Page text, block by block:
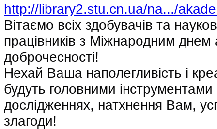
http://library2.stu.cn.ua/na.../
Вітаємо всіх здобувачів та
працівників з Міжнародним днем
доброчесності!
Нехай Ваша наполегливість і
будуть головними інструментами
дослідженнях, натхнення Вам,
злагоди!